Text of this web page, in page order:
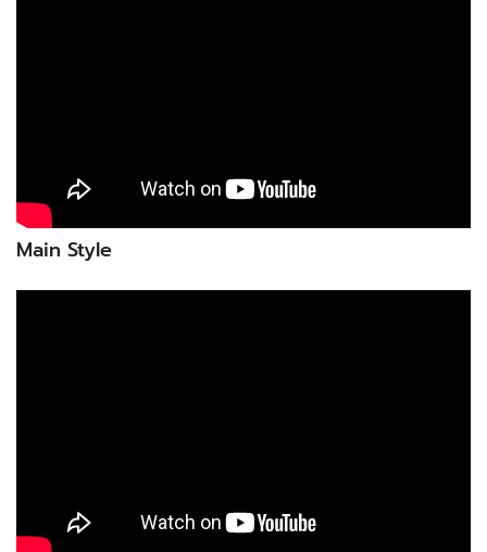
Main Style